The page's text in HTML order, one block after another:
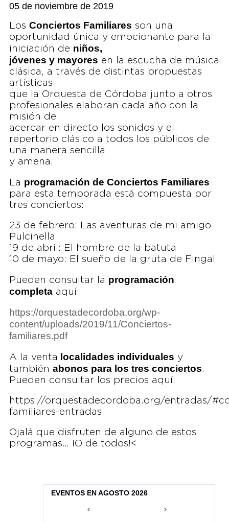
05 de noviembre de 2019
Los Conciertos Familiares son una
oportunidad única y emocionante para la
iniciación de niños,
jóvenes y mayores en la escucha de música
clásica, a través de distintas propuestas
artísticas
que la Orquesta de Córdoba junto a otros
profesionales elaboran cada año con la
misión de
acercar en directo los sonidos y el
repertorio clásico a todos los públicos de
una manera sencilla
y amena.
La programación de Conciertos Familiares
para esta temporada está compuesta por
tres conciertos:
23 de febrero: Las aventuras de mi amigo
Pulcinella
19 de abril: El hombre de la batuta
10 de mayo: El sueño de la gruta de Fingal
Pueden consultar la programación
completaaquí:
https://orquestadecordoba.org/wp-
content/uploads/2019/11/Conciertos-
familiares.pdf
A la venta localidades individuales y
también abonos para los tres conciertos.
Pueden consultar los precios aquí:
https://orquestadecordoba.org/entradas/
familiares-entradas
Ojalá que disfruten de alguno de estos
programas… ¡O de todos!<
EVENTOS EN AGOSTO 2026